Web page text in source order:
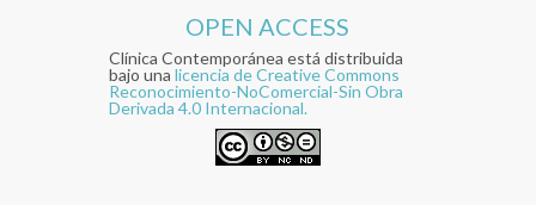
OPEN ACCESS
Clínica Contemporánea está distribuida
bajo unalicencia de Creative Commons
Reconocimiento-NoComercial-Sin Obra
Derivada 4.0 Internacional.